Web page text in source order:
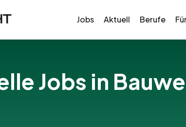
Jobs Aktuell Berufe
Jobs in